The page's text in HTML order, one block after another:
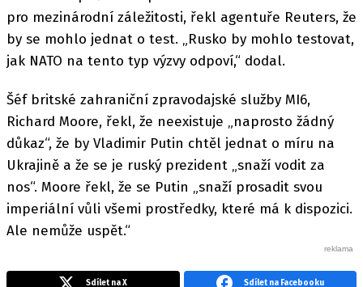
pro mezinárodní záležitosti, řekl agentuře Reuters, že
by se mohlo jednat o test. „Rusko by mohlo testovat,
jak NATO na tento typ výzvy odpoví,“ dodal.
Šéf britské zahraniční zpravodajské služby MI6,
Richard Moore, řekl, že neexistuje „naprosto žádný
důkaz“, že by Vladimir Putin chtěl jednat o míru na
Ukrajině a že se je ruský prezident „snaží vodit za
nos“. Moore řekl, že se Putin „snaží prosadit svou
imperiální vůli všemi prostředky, které má k dispozici.
Ale nemůže uspět.“
Sdílet na X Sdílet na Facebooku